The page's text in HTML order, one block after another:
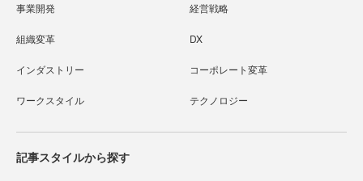
事業開発 経営戦略
組織変革 DX
インダストリー コーポレート変革
ワークスタイル テクノロジー
記事スタイルから探す